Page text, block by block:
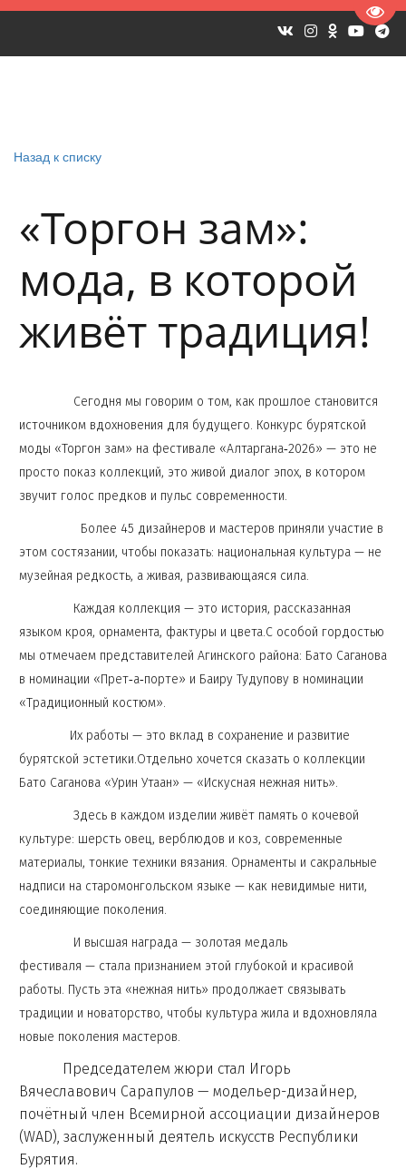
Назад к списку
«Торгон зам»:
мода, в которой
живёт традиция!
Сегодня мы говорим о том, как прошлое становится
источником вдохновения для будущего. Конкурс бурятской
моды «Торгон зам» на фестивале «Алтаргана‑2026» — это не
просто показ коллекций, это живой диалог эпох, в котором
звучит голос предков и пульс современности.
Более 45 дизайнеров и мастеров приняли участие в
этом состязании, чтобы показать: национальная культура — не
музейная редкость, а живая, развивающаяся сила.
Каждая коллекция — это история, рассказанная
языком кроя, орнамента, фактуры и цвета.С особой гордостью
мы отмечаем представителей Агинского района: Бато Саганова
в номинации «Прет‑а‑порте» и Баиру Тудупову в номинации
«Традиционный костюм».
Их работы — это вклад в сохранение и развитие
бурятской эстетики.Отдельно хочется сказать о коллекции
Бато Саганова «Урин Утаһан» — «Искусная нежная нить».
Здесь в каждом изделии живёт память о кочевой
культуре: шерсть овец, верблюдов и коз, современные
материалы, тонкие техники вязания. Орнаменты и сакральные
надписи на старомонгольском языке — как невидимые нити,
соединяющие поколения.
И высшая награда — золотая медаль
фестиваля — стала признанием этой глубокой и красивой
работы. Пусть эта «нежная нить» продолжает связывать
традиции и новаторство, чтобы культура жила и вдохновляла
новые поколения мастеров.
Председателем жюри стал Игорь
Вячеславович Сарапулов — модельер-дизайнер,
почётный член Всемирной ассоциации дизайнеров
(WAD), заслуженный деятель искусств Республики
Бурятия.